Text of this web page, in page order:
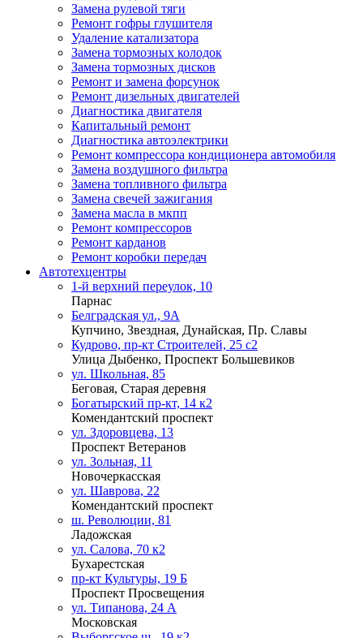
Замена рулевой тяги
Ремонт гофры глушителя
Удаление катализатора
Замена тормозных колодок
Замена тормозных дисков
Ремонт и замена форсунок
Ремонт дизельных двигателей
Диагностика двигателя
Капитальный ремонт
Диагностика автоэлектрики
Ремонт компрессора кондиционера автомобиля
Замена воздушного фильтра
Замена топливного фильтра
Замена свечей зажигания
Замена масла в мкпп
Ремонт компрессоров
Ремонт карданов
Ремонт коробки передач
Автотехцентры
1-й верхний переулок, 10
Парнас
Белградская ул., 9А
Купчино, Звездная, Дунайская, Пр. Славы
Кудрово, пр-кт Строителей, 25 с2
Улица Дыбенко, Проспект Большевиков
ул. Школьная, 85
Беговая, Старая деревня
Богатырский пр-кт, 14 к2
Комендантский проспект
ул. Здоровцева, 13
Проспект Ветеранов
ул. Зольная, 11
Новочеркасская
ул. Шаврова, 22
Комендантский проспект
ш. Революции, 81
Ладожская
ул. Салова, 70 к2
Бухарестская
пр-кт Культуры, 19 Б
Проспект Просвещения
ул. Типанова, 24 А
Московская